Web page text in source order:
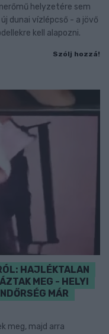
helyzetére sem
dunai vízlépcső - a jövő
kell alapozni.
Szólj hozzá!
HAJLÉKTALAN
MEG - HELYI
MÁR
meg, majd arra